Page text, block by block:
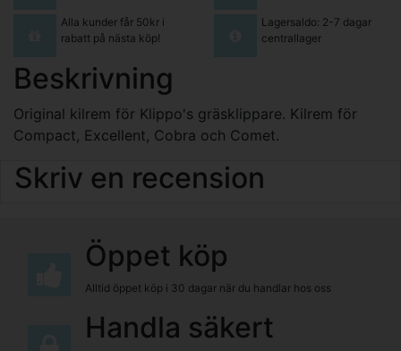
Alla kunder får 50kr i
rabatt på nästa köp!
Lagersaldo: 2-7 dagar
centrallager
Beskrivning
Original kilrem för Klippo's gräsklippare. Kilrem för
Compact, Excellent, Cobra och Comet.
Skriv en recension
Öppet köp
Alltid öppet köp i 30 dagar när du handlar hos oss
Handla säkert